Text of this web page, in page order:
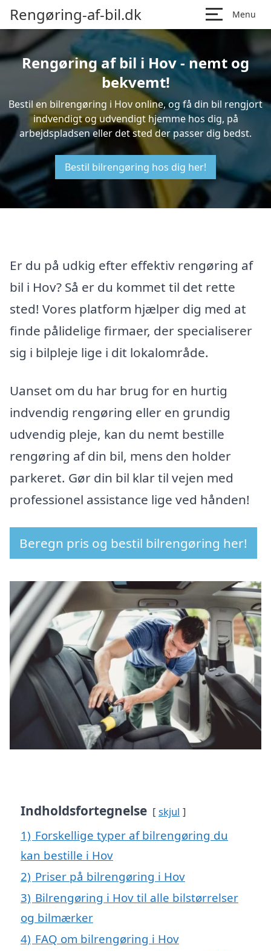
Rengøring-af-bil.dk Menu
Rengøring af bil i Hov - nemt og
bekvemt!
Bestil en bilrengøring i Hov online, og få din bil rengjort
indvendigt og udvendigt hjemme hos dig, på
arbejdspladsen eller det sted der passer dig bedst.
Bestil bilrengøring hos dig her!
Er du på udkig efter effektiv rengøring af
bil i Hov? Så er du kommet til det rette
sted! Vores platform hjælper dig med at
finde pålidelige firmaer, der specialiserer
sig i bilpleje lige i dit lokalområde.
Uanset om du har brug for en hurtig
indvendig rengøring eller en grundig
udvendig pleje, kan du nemt bestille
rengøring af din bil, mens den holder
parkeret. Gør din bil klar til vejen med
professionel assistance lige ved hånden!
Beregn pris og bestil bilrengøring her!
Indholdsfortegnelse skjul
1) Forskellige typer af bilrengøring du
kan bestille i Hov
2) Priser på bilrengøring i Hov
3) Bilrengøring i Hov til alle bilstørrelser
og bilmærker
4) FAQ om bilrengøring i Hov